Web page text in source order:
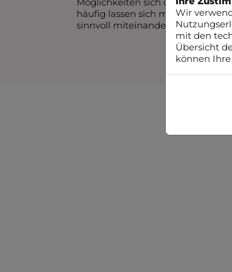
häufig lassen sich mehrere
sinnvoll miteinander verbinden.
Wir
mit den
Übersicht
können